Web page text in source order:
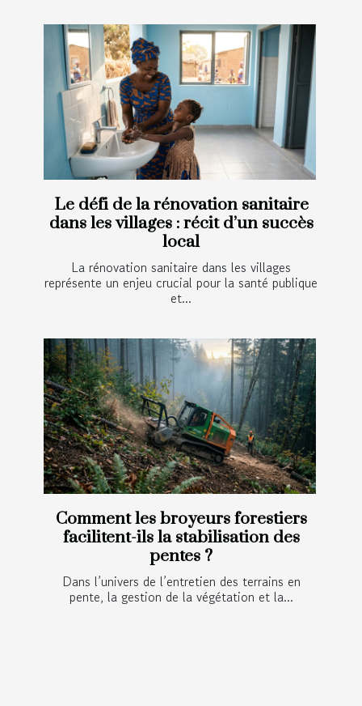
Le défi de la rénovation sanitaire
dans les villages : récit d’un succès
local
La rénovation sanitaire dans les villages
représente un enjeu crucial pour la santé publique
et...
Comment les broyeurs forestiers
facilitent-ils la stabilisation des
pentes ?
Dans l’univers de l’entretien des terrains en
pente, la gestion de la végétation et la...